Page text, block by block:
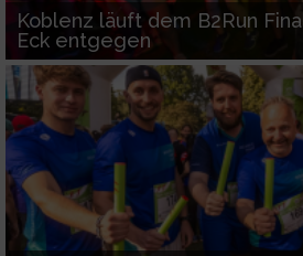
Koblenz läuft dem B2Run
Eck entgegen